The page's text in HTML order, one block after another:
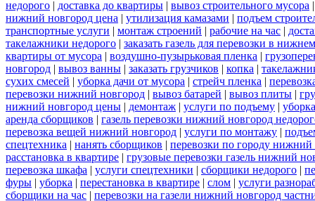
недорого | доставка до квартиры | вывоз строительного мусора
нижний новгород цена | утилизация камазами | подъем
транспортные услуги | монтаж строений | рабочие на час |
такелажники недорого | заказать газель для перевозки в
квартиры от мусора | воздушно-пузырьковая пленка |
новгород | вывоз ванны | заказать грузчиков | копка |
сухих смесей | уборка дачи от мусора | стрейч пленка |
перевозки нижний новгород | вывоз батарей | вывоз плиты |
нижний новгород цены | демонтаж | услуги по подъему |
аренда сборщиков | газель перевозки нижний новгород
перевозка вещей нижний новгород | услуги по монтажу |
спецтехника | нанять сборщиков | перевозки по городу нижний
расстановка в квартире | грузовые перевозки газель нижний
перевозка шкафа | услуги спецтехники | сборщики недорого |
фуры | уборка | перестановка в квартире | слом | услуги
сборщики на час | перевозки на газели нижний новгород